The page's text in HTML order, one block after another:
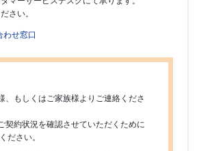
さい。
わせ窓口
、もしくはご家族様よりご連絡くださ
契約状況を確認させていただくために
ださい。